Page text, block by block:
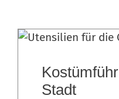
Stadt